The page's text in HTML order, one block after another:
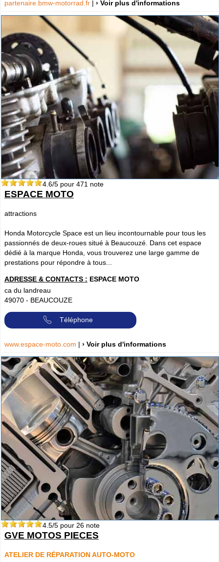
partenaire.bmw-motorrad.fr | › Voir plus d'informations
4.6/5 pour 471 note
ESPACE MOTO
attractions
Honda Motorcycle Space est un lieu incontournable pour tous les
passionnés de deux-roues situé à Beaucouzé. Dans cet espace
dédié à la marque Honda, vous trouverez une large gamme de
prestations pour répondre à tous...
ADRESSE & CONTACTS : ESPACE MOTO
ca du landreau
49070 - BEAUCOUZE
Téléphone
www.espace-moto.com | › Voir plus d'informations
4.5/5 pour 26 note
GVE MOTOS PIECES
ATELIER DE RÉPARATION AUTO-MOTO